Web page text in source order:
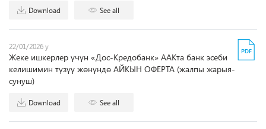
Download See all
22/01/2026 y
Жеке ишкерлер үчүн «Дос-Кредобанк» ААКта банк эсеби
келишимин түзүү жөнүндө АЙКЫН ОФЕРТА (жалпы жарыя-
сунуш)
Download See all